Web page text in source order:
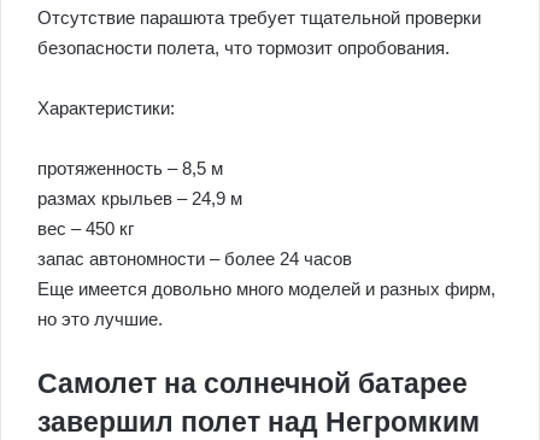
Отсутствие парашюта требует тщательной проверки
безопасности полета, что тормозит опробования.
Характеристики:
протяженность – 8,5 м
размах крыльев – 24,9 м
вес – 450 кг
запас автономности – более 24 часов
Еще имеется довольно много моделей и разных фирм,
но это лучшие.
Самолет на солнечной батарее
завершил полет над Негромким